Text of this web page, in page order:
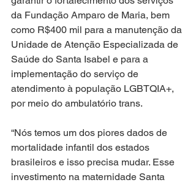
da Fundação Amparo de Maria, bem
como R$400 mil para a manutenção da
Unidade de Atenção Especializada de
Saúde do Santa Isabel e para a
implementação do serviço de
atendimento à população LGBTQIA+,
por meio do ambulatório trans.
“Nós temos um dos piores dados de
mortalidade infantil dos estados
brasileiros e isso precisa mudar. Esse
investimento na maternidade Santa